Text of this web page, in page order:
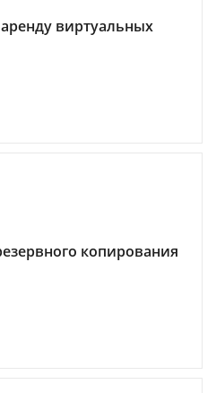
виртуальных
копирования